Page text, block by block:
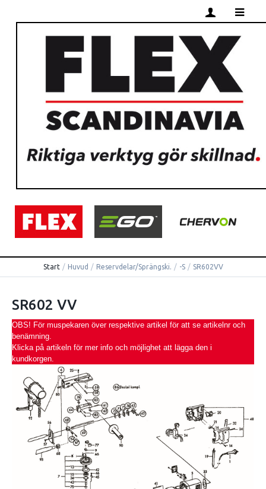
Start / Huvud / Reservdelar/Sprängski. / -S / SR602VV
SR602 VV
OBS! För muspekaren över respektive artikel för att se artikelnr och
benämning.
Klicka på artikeln för mer info och möjlighet att lägga den i
kundkorgen.